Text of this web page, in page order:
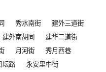
秀水南街
建外三道街
建外南胡同
建华二道街
月河街
秀月西巷
坛路
永安里中街